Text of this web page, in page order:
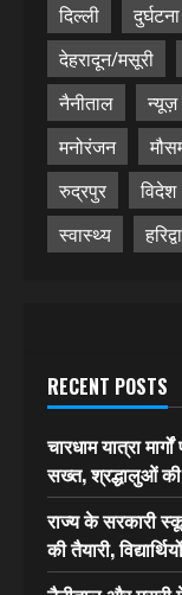
दिल्ली
दुर्घटना
देहरादून/मसूरी
नैनीताल
न्यूज़
मनोरंजन
रुद्रपुर
विदेश
स्वास्थ्य
RECENT POSTS
चारधाम यात्रा
सख्त, श्रद्धालुओं की
राज्य के सरकारी
की तैयारी,